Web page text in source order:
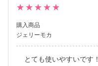
★★★★★
購入商品
ジェリーモカ
とても使いやすいで